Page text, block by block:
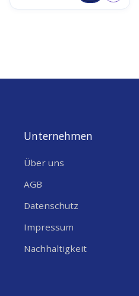
Unternehmen
Über uns
AGB
Datenschutz
Impressum
Nachhaltigkeit